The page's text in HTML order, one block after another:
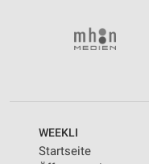
WEEKLI
Startseite